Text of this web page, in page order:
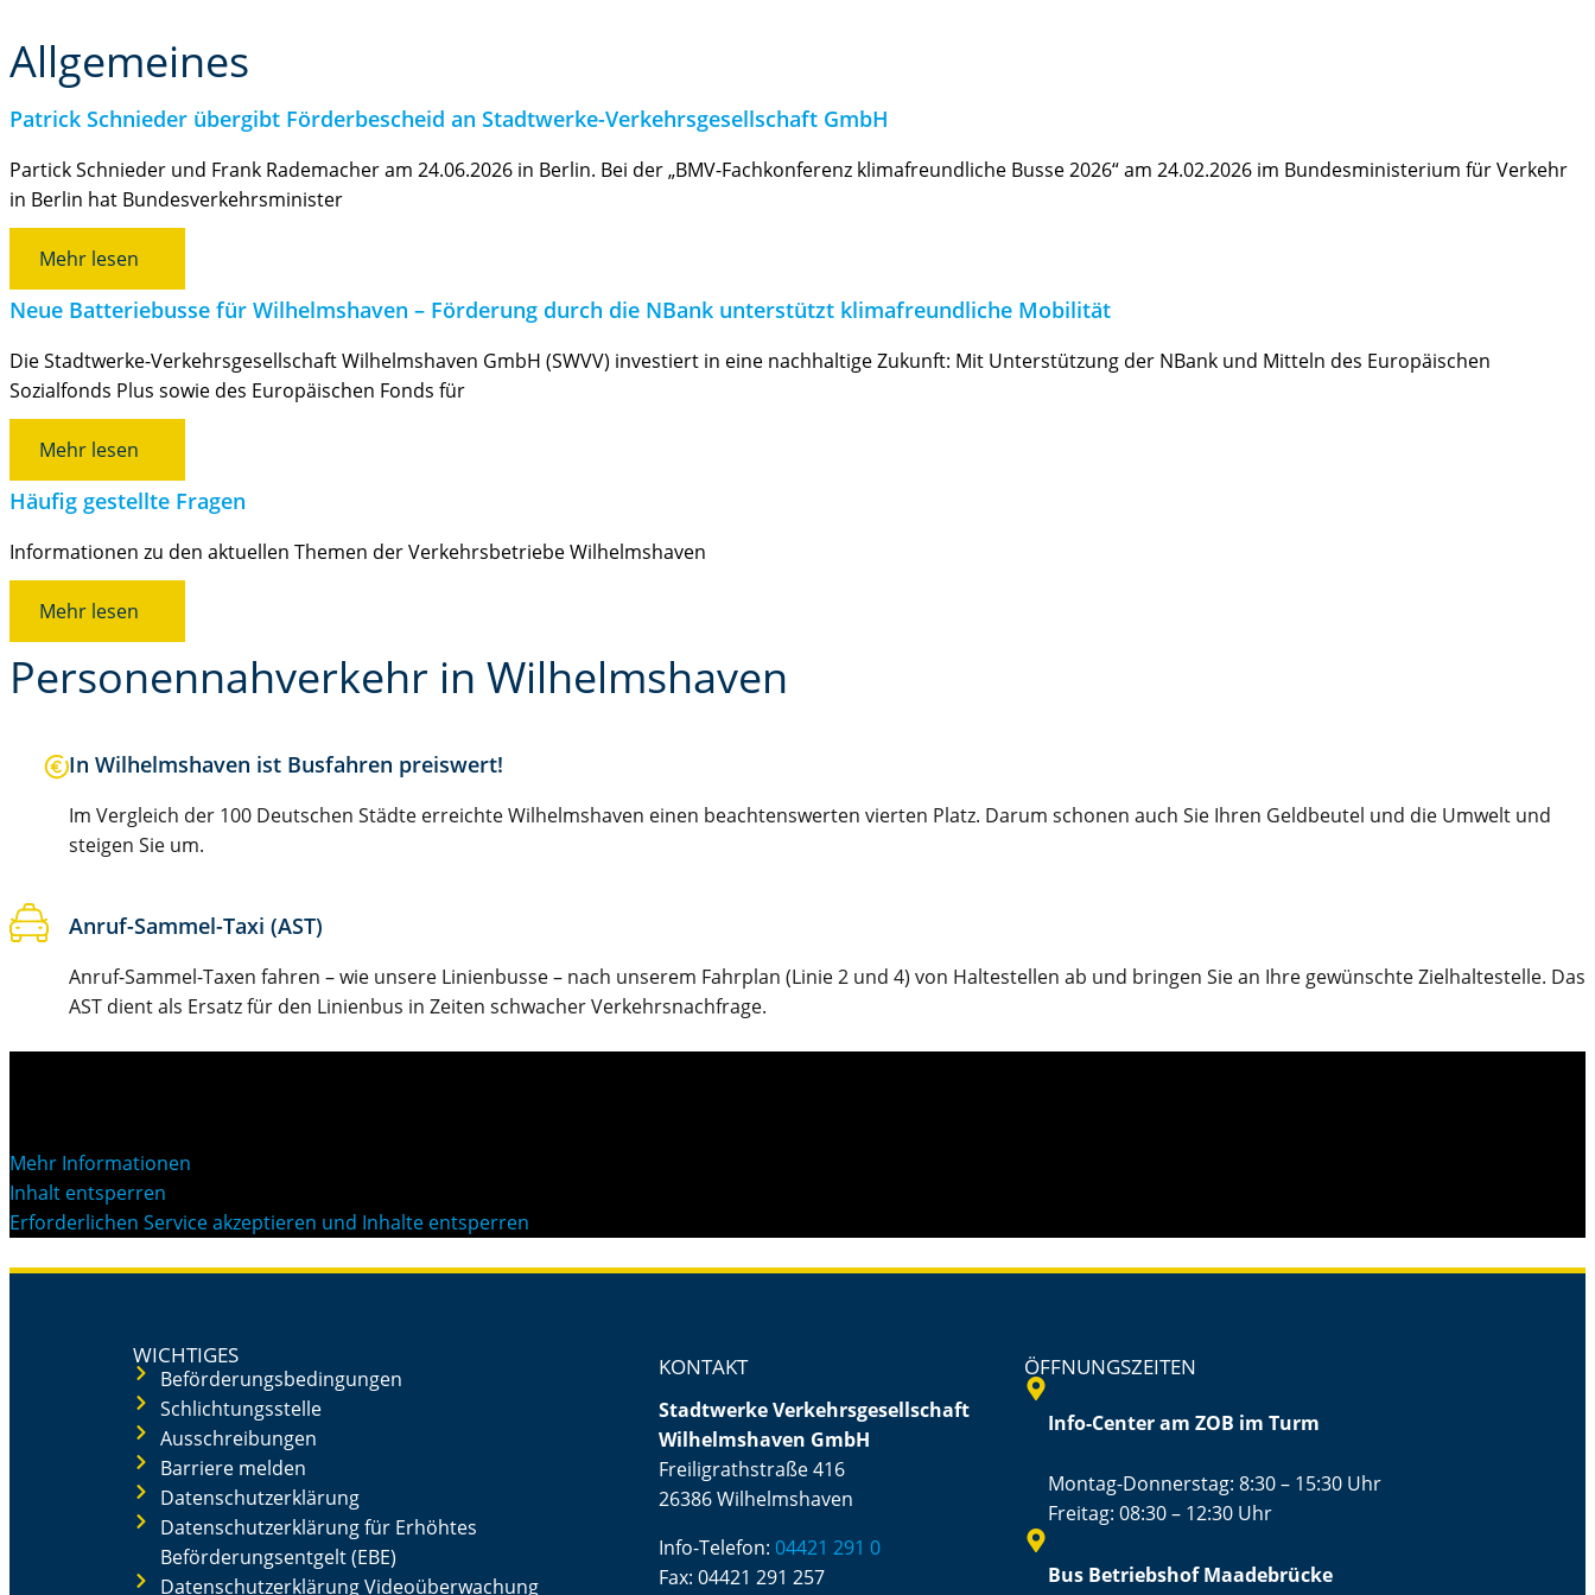
Allgemeines
Patrick Schnieder übergibt Förderbescheid an Stadtwerke-Verkehrsgesellschaft GmbH
Partick Schnieder und Frank Rademacher am 24.06.2026 in Berlin. Bei der „BMV-Fachkonferenz klimafreundliche Busse 2026“ am 24.02.2026 im Bundesministerium für Verkehr
in Berlin hat Bundesverkehrsminister
Mehr lesen
Neue Batteriebusse für Wilhelmshaven – Förderung durch die NBank unterstützt klimafreundliche Mobilität
Die Stadtwerke-Verkehrsgesellschaft Wilhelmshaven GmbH (SWVV) investiert in eine nachhaltige Zukunft: Mit Unterstützung der NBank und Mitteln des Europäischen
Sozialfonds Plus sowie des Europäischen Fonds für
Mehr lesen
Häufig gestellte Fragen
Informationen zu den aktuellen Themen der Verkehrsbetriebe Wilhelmshaven
Mehr lesen
Personennahverkehr in Wilhelmshaven
In Wilhelmshaven ist Busfahren preiswert!
Im Vergleich der 100 Deutschen Städte erreichte Wilhelmshaven einen beachtenswerten vierten Platz. Darum schonen auch Sie Ihren Geldbeutel und die Umwelt und
steigen Sie um.
Anruf-Sammel-Taxi (AST)
Anruf-Sammel-Taxen fahren – wie unsere Linienbusse – nach unserem Fahrplan (Linie 2 und 4) von Haltestellen ab und bringen Sie an Ihre gewünschte Zielhaltestelle. Das
AST dient als Ersatz für den Linienbus in Zeiten schwacher Verkehrsnachfrage.
Mehr Informationen
Inhalt entsperren
Erforderlichen Service akzeptieren und Inhalte entsperren
WICHTIGES
Beförderungsbedingungen
Schlichtungsstelle
Ausschreibungen
Barriere melden
Datenschutzerklärung
Datenschutzerklärung für Erhöhtes
Beförderungsentgelt (EBE)
Datenschutzerklärung Videoüberwachung
KONTAKT
Stadtwerke Verkehrsgesellschaft
Wilhelmshaven GmbH
Freiligrathstraße 416
26386 Wilhelmshaven
Info-Telefon:04421 291 0
Fax:04421 291 257
ÖFFNUNGSZEITEN
Info-Center am ZOB im Turm
Montag-Donnerstag: 8:30 – 15:30 Uhr
Freitag: 08:30 – 12:30 Uhr
Bus Betriebshof Maadebrücke